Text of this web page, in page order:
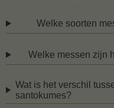
Welke soorten
Welke messen zijn
Wat is het verschil
santokumes?